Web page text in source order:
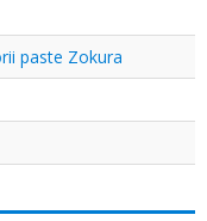
paste Zokura